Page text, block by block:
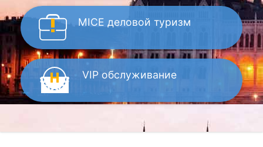
MICE деловой туризм
VIP обслуживание